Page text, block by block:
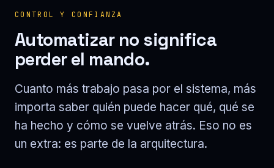
CONTROL Y CONFIANZA
Automatizar no significa
perder el mando.
Cuanto más trabajo pasa por el sistema, más
importa saber quién puede hacer qué, qué se
ha hecho y cómo se vuelve atrás. Eso no es
un extra: es parte de la arquitectura.